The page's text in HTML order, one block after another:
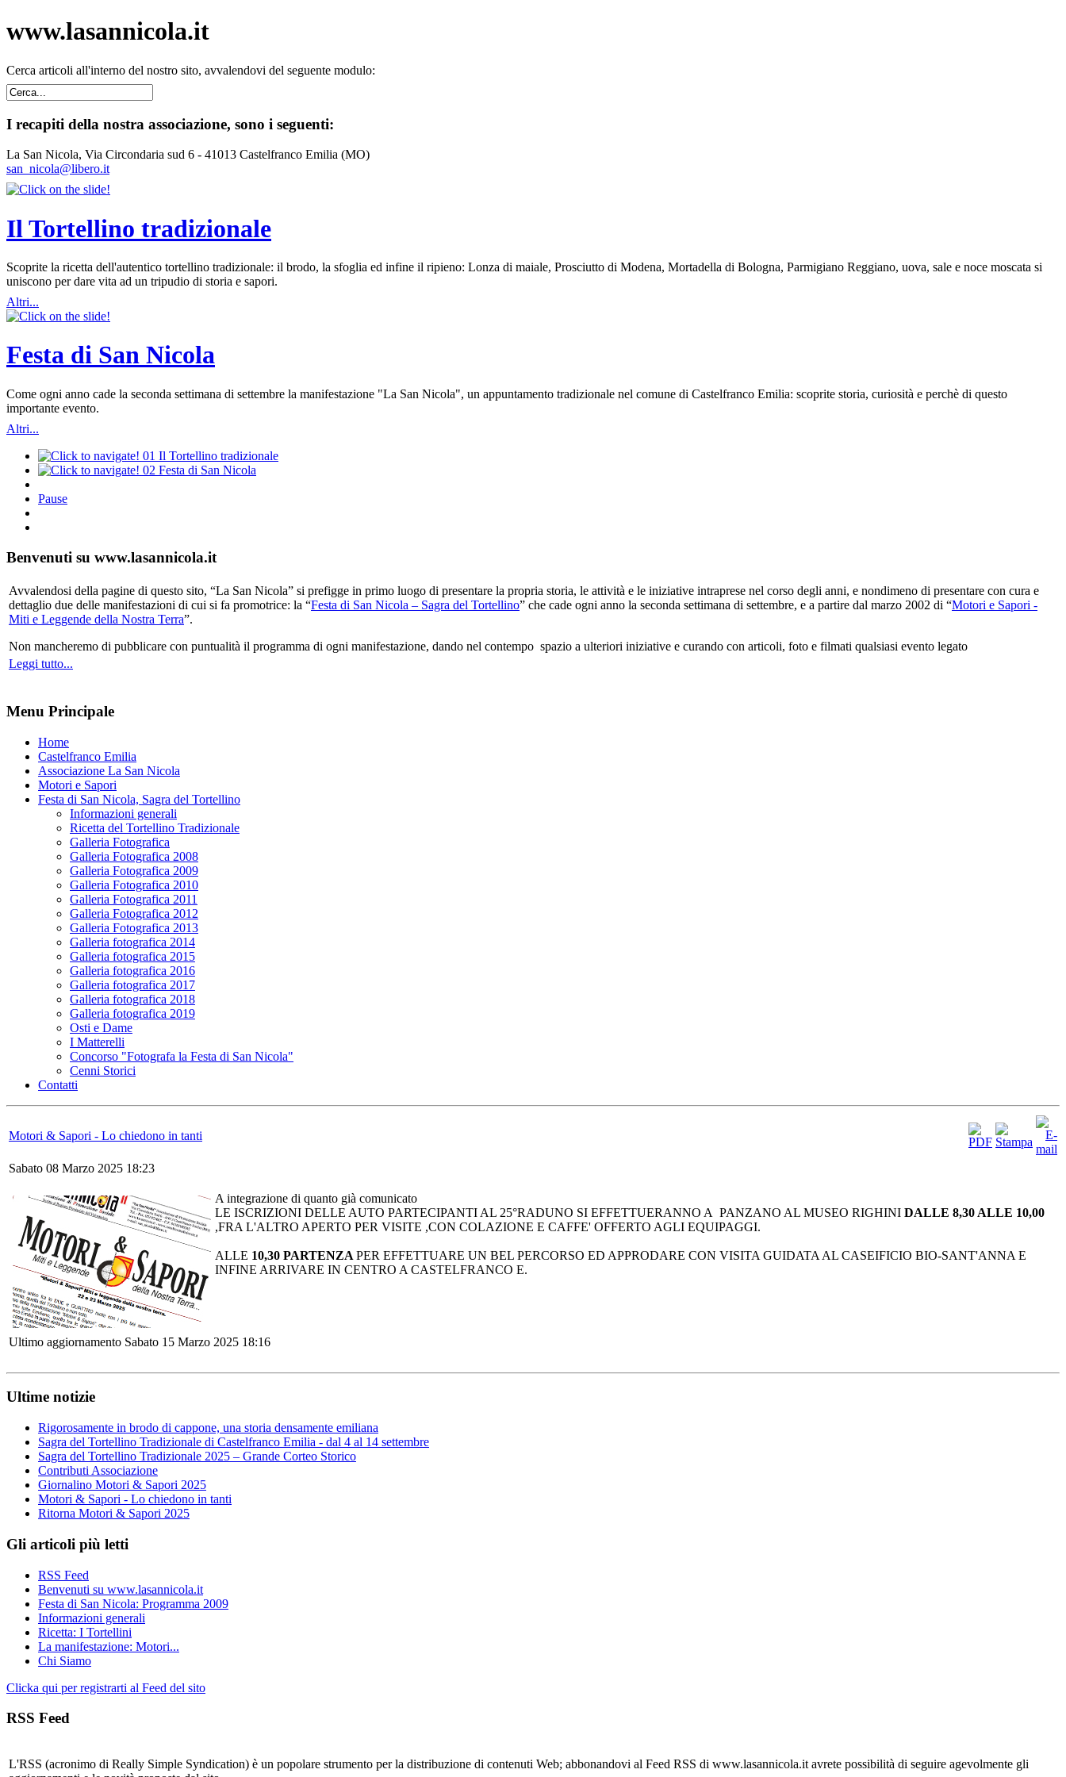
www.lasannicola.it
Cerca articoli all'interno del nostro sito, avvalendovi del seguente modulo:
I recapiti della nostra associazione, sono i seguenti:
La San Nicola, Via Circondaria sud 6 - 41013 Castelfranco Emilia (MO)
san_nicola@libero.it
Il Tortellino tradizionale
Scoprite la ricetta dell'autentico tortellino tradizionale: il brodo, la sfoglia ed infine il ripieno: Lonza di maiale, Prosciutto di Modena, Mortadella di Bologna, Parmigiano Reggiano, uova, sale e noce moscata si
uniscono per dare vita ad un tripudio di storia e sapori.
Altri...
Festa di San Nicola
Come ogni anno cade la seconda settimana di settembre la manifestazione "La San Nicola", un appuntamento tradizionale nel comune di Castelfranco Emilia: scoprite storia, curiosità e perchè di questo
importante evento.
Altri...
01 Il Tortellino tradizionale
02 Festa di San Nicola
Pause
Benvenuti su www.lasannicola.it
Avvalendosi della pagine di questo sito, “La San Nicola” si prefigge in primo luogo di presentare la propria storia, le attività e le iniziative intraprese nel corso degli anni, e nondimeno di presentare con cura e
dettaglio due delle manifestazioni di cui si fa promotrice: la “Festa di San Nicola – Sagra del Tortellino” che cade ogni anno la seconda settimana di settembre, e a partire dal marzo 2002 di “Motori e Sapori -
Miti e Leggende della Nostra Terra”.
Non mancheremo di pubblicare con puntualità il programma di ogni manifestazione, dando nel contempo spazio a ulteriori iniziative e curando con articoli, foto e filmati qualsiasi evento legato
Leggi tutto...
Menu Principale
Home
Castelfranco Emilia
Associazione La San Nicola
Motori e Sapori
Festa di San Nicola, Sagra del Tortellino
Informazioni generali
Ricetta del Tortellino Tradizionale
Galleria Fotografica
Galleria Fotografica 2008
Galleria Fotografica 2009
Galleria Fotografica 2010
Galleria Fotografica 2011
Galleria Fotografica 2012
Galleria Fotografica 2013
Galleria fotografica 2014
Galleria fotografica 2015
Galleria fotografica 2016
Galleria fotografica 2017
Galleria fotografica 2018
Galleria fotografica 2019
Osti e Dame
I Matterelli
Concorso "Fotografa la Festa di San Nicola"
Cenni Storici
Contatti
Motori & Sapori - Lo chiedono in tanti
Sabato 08 Marzo 2025 18:23
A integrazione di quanto già comunicato
LE ISCRIZIONI DELLE AUTO PARTECIPANTI AL 25°RADUNO SI EFFETTUERANNO A PANZANO AL MUSEO RIGHINI DALLE 8,30 ALLE 10,00
,FRA L'ALTRO APERTO PER VISITE ,CON COLAZIONE E CAFFE' OFFERTO AGLI EQUIPAGGI.
ALLE 10,30 PARTENZA PER EFFETTUARE UN BEL PERCORSO ED APPRODARE CON VISITA GUIDATA AL CASEIFICIO BIO-SANT'ANNA E
INFINE ARRIVARE IN CENTRO A CASTELFRANCO E.
Ultimo aggiornamento Sabato 15 Marzo 2025 18:16
Ultime notizie
Rigorosamente in brodo di cappone, una storia densamente emiliana
Sagra del Tortellino Tradizionale di Castelfranco Emilia - dal 4 al 14 settembre
Sagra del Tortellino Tradizionale 2025 – Grande Corteo Storico
Contributi Associazione
Giornalino Motori & Sapori 2025
Motori & Sapori - Lo chiedono in tanti
Ritorna Motori & Sapori 2025
Gli articoli più letti
RSS Feed
Benvenuti su www.lasannicola.it
Festa di San Nicola: Programma 2009
Informazioni generali
Ricetta: I Tortellini
La manifestazione: Motori...
Chi Siamo
Clicka qui per registrarti al Feed del sito
RSS Feed
L'RSS (acronimo di Really Simple Syndication) è un popolare strumento per la distribuzione di contenuti Web; abbonandovi al Feed RSS di www.lasannicola.it avrete possibilità di seguire agevolmente gli